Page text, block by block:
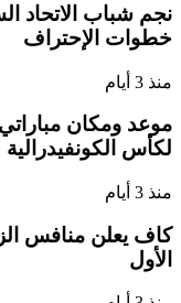
خطوات الإحتراف
منذ 3 أيام
موعد ومكان مباراتي
لكأس الكونفيدرالية
منذ 3 أيام
كاف يعلن منافس
الأول